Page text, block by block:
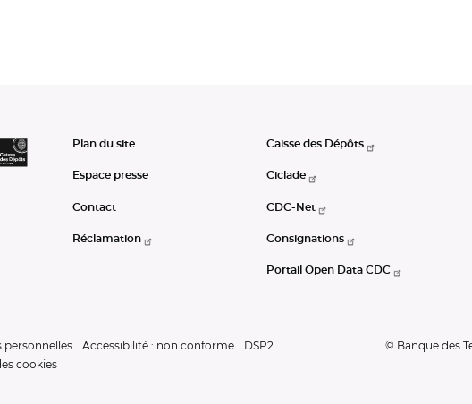
Plan du site
Espace presse
Contact
Réclamation
Caisse des Dépôts
Ciclade
CDC-Net
Consignations
Portail Open Data CDC
personnelles Accessibilité : non conforme
DSP2
cookies
© Banque des